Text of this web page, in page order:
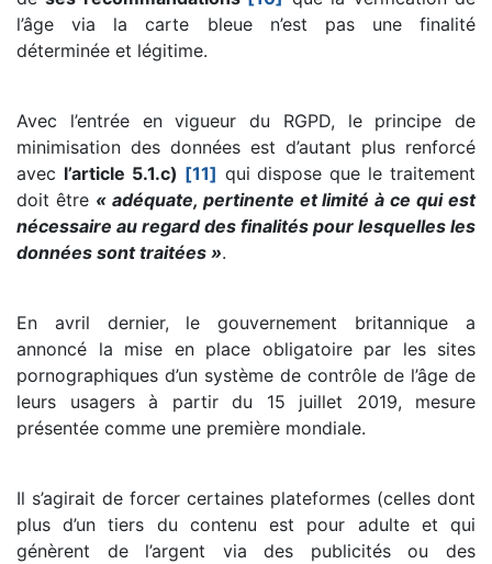
l’âge via la carte bleue n’est pas une finalité
déterminée et légitime.
Avec l’entrée en vigueur du RGPD, le principe de
minimisation des données est d’autant plus renforcé
avec l’article 5.1.c) [11] qui dispose que le traitement
doit être « adéquate, pertinente et limité à ce qui est
nécessaire au regard des finalités pour lesquelles les
données sont traitées ».
En avril dernier, le gouvernement britannique a
annoncé la mise en place obligatoire par les sites
pornographiques d’un système de contrôle de l’âge de
leurs usagers à partir du 15 juillet 2019, mesure
présentée comme une première mondiale.
Il s’agirait de forcer certaines plateformes (celles dont
plus d’un tiers du contenu est pour adulte et qui
génèrent de l’argent via des publicités ou des